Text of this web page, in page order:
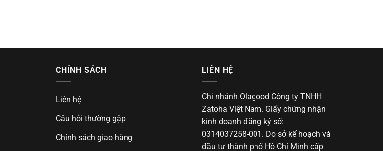
CHÍNH SÁCH
Liên hệ
Câu hỏi thường gặp
Chính sách giao hàng
LIÊN HỆ
Chi nhánh Olagood Công ty TNHH
Zatoha Việt Nam. Giấy chứng nhận
kinh doanh đăng ký số:
0314037258-001. Do sở kế hoạch và
đầu tư thành phố Hồ Chí Minh cấp